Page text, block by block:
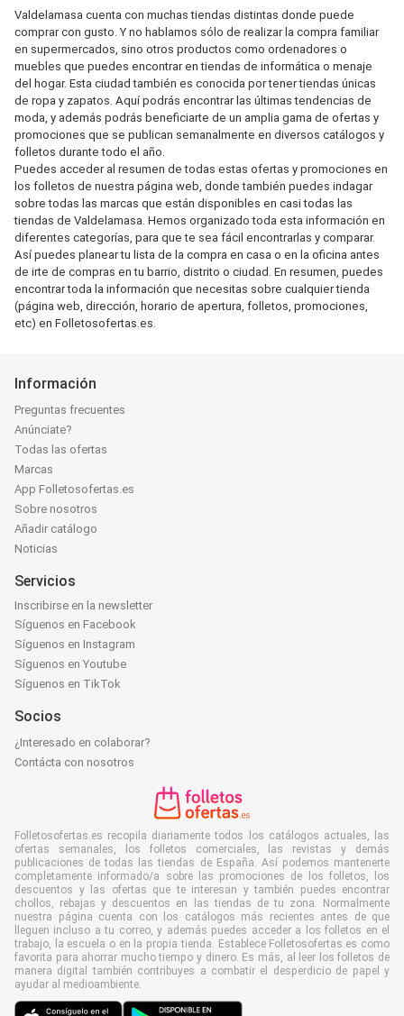
Valdelamasa cuenta con muchas tiendas distintas donde puede
comprar con gusto. Y no hablamos sólo de realizar la compra familiar
en supermercados, sino otros productos como ordenadores o
muebles que puedes encontrar en tiendas de informática o menaje
del hogar. Esta ciudad también es conocida por tener tiendas únicas
de ropa y zapatos. Aquí podrás encontrar las últimas tendencias de
moda, y además podrás beneficiarte de un amplia gama de ofertas y
promociones que se publican semanalmente en diversos catálogos y
folletos durante todo el año.
Puedes acceder al resumen de todas estas ofertas y promociones en
los folletos de nuestra página web, donde también puedes indagar
sobre todas las marcas que están disponibles en casi todas las
tiendas de Valdelamasa. Hemos organizado toda esta información en
diferentes categorías, para que te sea fácil encontrarlas y comparar.
Así puedes planear tu lista de la compra en casa o en la oficina antes
de irte de compras en tu barrio, distrito o ciudad. En resumen, puedes
encontrar toda la información que necesitas sobre cualquier tienda
(página web, dirección, horario de apertura, folletos, promociones,
etc) en Folletosofertas.es.
Información
Preguntas frecuentes
Anúnciate?
Todas las ofertas
Marcas
App Folletosofertas.es
Sobre nosotros
Añadir catálogo
Noticias
Servicios
Inscribirse en la newsletter
Síguenos en Facebook
Síguenos en Instagram
Síguenos en Youtube
Síguenos en TikTok
Socios
¿Interesado en colaborar?
Contácta con nosotros
Folletosofertas.es recopila diariamente todos los catálogos actuales, las
ofertas semanales, los folletos comerciales, las revistas y demás
publicaciones de todas las tiendas de España. Así podemos mantenerte
completamente informado/a sobre las promociones de los folletos, los
descuentos y las ofertas que te interesan y también puedes encontrar
chollos, rebajas y descuentos en las tiendas de tu zona. Normalmente
nuestra página cuenta con los catálogos más recientes antes de que
lleguen incluso a tu correo, y además puedes acceder a los folletos en el
trabajo, la escuela o en la propia tienda. Establece Folletosofertas.es como
favorita para ahorrar mucho tiempo y dinero. Es más, al leer los folletos de
manera digital también contribuyes a combatir el desperdicio de papel y
ayudar al medioambiente.